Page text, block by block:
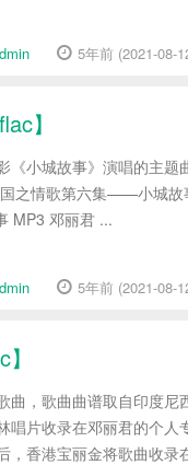
5年前 (2021-08-
】
《小城故事》演唱的主
之情歌第六集——小城故
MP3 邓丽君 ...
5年前 (2021-08-
曲，歌曲曲谱取自印度
唱片收录在邓丽君的个
，香港宝丽金将歌曲收